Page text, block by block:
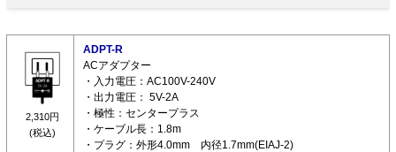
2,310円
(税込)
ADPT-R
ACアダプター
・入力電圧：AC100V-240V
・出力電圧： 5V-2A
・極性：センタープラス
・ケーブル長：1.8m
・プラグ：外形4.0mm 内径1.7mm(EIAJ-2)